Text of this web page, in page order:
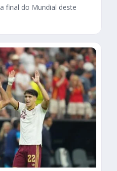
final do Mundial deste